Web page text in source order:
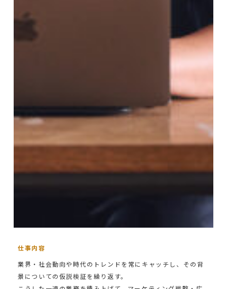
仕事内容
業界・社会動向や時代のトレンドを常にキャッチし、その背
景についての仮説検証を繰り返す。